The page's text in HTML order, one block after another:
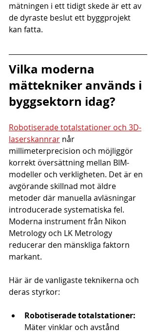
mätningen i ett tidigt skede är ett av
de dyraste beslut ett byggprojekt
kan fatta.
Vilka moderna
mättekniker används i
byggsektorn idag?
Robotiserade totalstationer och 3D-
laserskannrar når
millimeterprecision och möjliggör
korrekt översättning mellan BIM-
modeller och verkligheten. Det är en
avgörande skillnad mot äldre
metoder där manuella avläsningar
introducerade systematiska fel.
Moderna instrument från Nikon
Metrology och LK Metrology
reducerar den mänskliga faktorn
markant.
Här är de vanligaste teknikerna och
deras styrkor:
Robotiserade totalstationer:
Mäter vinklar och avstånd